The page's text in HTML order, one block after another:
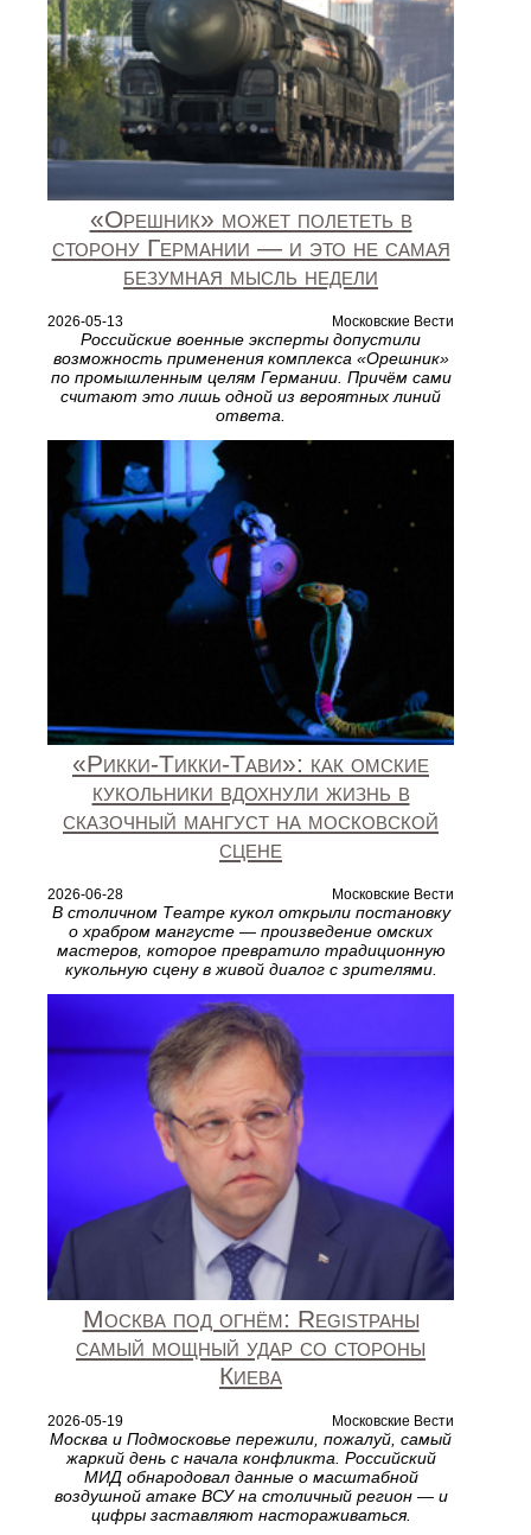
«Орешник» может полететь в
сторону Германии — и это не самая
безумная мысль недели
2026-05-13 Московские Вести
Российские военные эксперты допустили
возможность применения комплекса «Орешник»
по промышленным целям Германии. Причём сами
считают это лишь одной из вероятных линий
ответа.
«Рикки‑Тикки‑Тави»: как омские
кукольники вдохнули жизнь в
сказочный мангуст на московской
сцене
2026-06-28 Московские Вести
В столичном Театре кукол открыли постановку
о храбром мангусте — произведение омских
мастеров, которое превратило традиционную
кукольную сцену в живой диалог с зрителями.
Москва под огнём: Registраны
самый мощный удар со стороны
Киева
2026-05-19 Московские Вести
Москва и Подмосковье пережили, пожалуй, самый
жаркий день с начала конфликта. Российский
МИД обнародовал данные о масштабной
воздушной атаке ВСУ на столичный регион — и
цифры заставляют настораживаться.